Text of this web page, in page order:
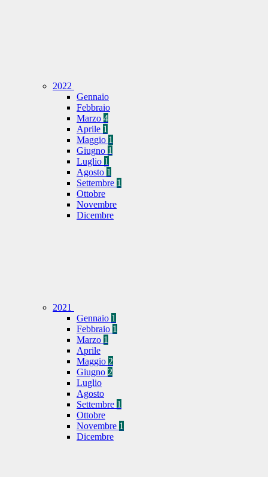
2022
Gennaio
Febbraio
Marzo 4
Aprile 1
Maggio 1
Giugno 1
Luglio 1
Agosto 1
Settembre 1
Ottobre
Novembre
Dicembre
2021
Gennaio 1
Febbraio 1
Marzo 1
Aprile
Maggio 2
Giugno 2
Luglio
Agosto
Settembre 1
Ottobre
Novembre 1
Dicembre